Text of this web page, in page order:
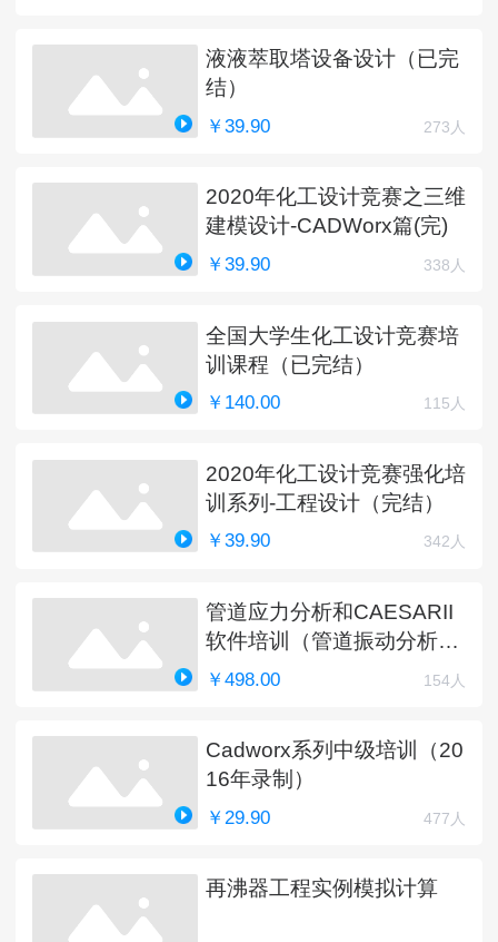
液液萃取塔设备设计（已完
结）
￥39.90 273人
2020年化工设计竞赛之三维
建模设计-CADWorx篇(完)
￥39.90 338人
全国大学生化工设计竞赛培
训课程（已完结）
￥140.00 115人
2020年化工设计竞赛强化培
训系列-工程设计（完结）
￥39.90 342人
管道应力分析和CAESARII
软件培训（管道振动分析更
新中）
￥498.00 154人
Cadworx系列中级培训（20
16年录制）
￥29.90 477人
再沸器工程实例模拟计算